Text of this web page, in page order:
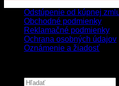
Odstúpenie od kúpnej
Obchodné podmienky
Reklamačné podmienky
Ochrana osobných údajov
Oznámenie a žiadosť
Hľadať: